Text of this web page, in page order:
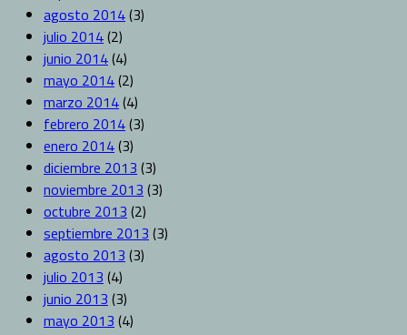
agosto 2014(3)
julio 2014(2)
junio 2014(4)
mayo 2014(2)
marzo 2014(4)
febrero 2014(3)
enero 2014(3)
diciembre 2013 (3)
noviembre 2013 (3)
octubre 2013 (2)
septiembre 2013 (3)
agosto 2013 (3)
julio 2013 (4)
junio 2013 (3)
mayo 2013 (4)